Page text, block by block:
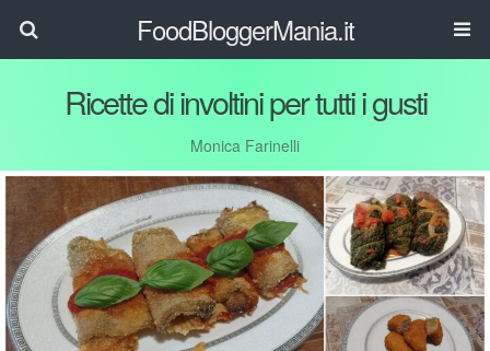
FoodBloggerMania.it
Ricette di involtini per tutti i gusti
Monica Farinelli